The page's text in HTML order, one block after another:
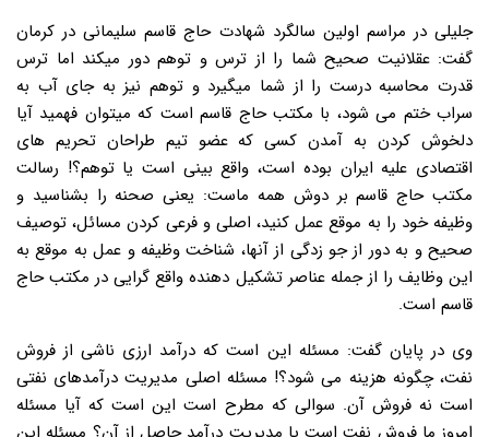
جلیلی در مراسم اولین سالگرد شهادت حاج قاسم سلیمانی در کرمان
گفت: عقلانیت صحیح شما را از ترس و توهم دور میکند اما ترس
قدرت محاسبه درست را از شما میگیرد و توهم نیز به جای آب به
سراب ختم می شود، با مکتب حاج قاسم است که میتوان فهمید آیا
دلخوش کردن به آمدن کسی که عضو تیم طراحان تحریم های
اقتصادی علیه ایران بوده است، واقع بینی است یا توهم؟! رسالت
مکتب حاج قاسم بر دوش همه ماست: یعنی صحنه را بشناسید و
وظیفه خود را به موقع عمل کنید، اصلی و فرعی کردن مسائل، توصیف
صحیح و به دور از جو زدگی از آنها، شناخت وظیفه و عمل به موقع به
این وظایف را از جمله عناصر تشکیل دهنده واقع گرایی در مکتب حاج
قاسم است.
وی در پایان گفت: مسئله این است که درآمد ارزی ناشی از فروش
نفت، چگونه هزینه می شود؟! مسئله اصلی مدیریت درآمدهای نفتی
است نه فروش آن. سوالی که مطرح است این است که آیا مسئله